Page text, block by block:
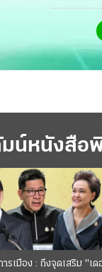
น์หนังสือ
ารเมือง : ถึงจุดเสริม "เด